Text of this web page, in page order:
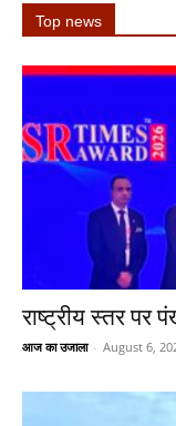
Top news
राष्ट्रीय स्तर पर
आज का उजाला - August 6,